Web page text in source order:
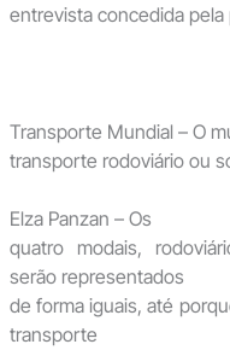
entrevista concedida
Transporte Mundial – O
transporte rodoviário ou
Elza Panzan – Os
quatro modais,
serão representados
de forma iguais, até
transporte